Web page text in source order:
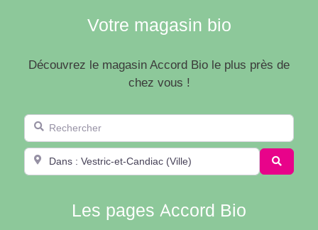
Votre magasin bio
Découvrez le magasin Accord Bio le plus près de
chez vous !
Rechercher
Département, Ville, ou code postal...
Les pages Accord Bio